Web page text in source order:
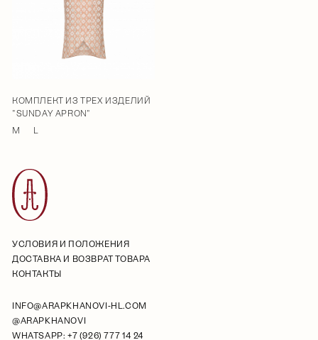
КОМПЛЕКТ ИЗ ТРЕХ ИЗДЕЛИЙ
"SUNDAY APRON"
M
L
УСЛОВИЯ И ПОЛОЖЕНИЯ
ДОСТАВКА И ВОЗВРАТ ТОВАРА
КОНТАКТЫ
INFO@ARAPKHANOVI-HL.COM
@ARAPKHANOVI
WHATSAPP: +7 (926) 777 14 24